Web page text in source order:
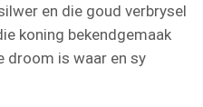
en die goud verbrysel
koning bekendgemaak
droom is waar en sy